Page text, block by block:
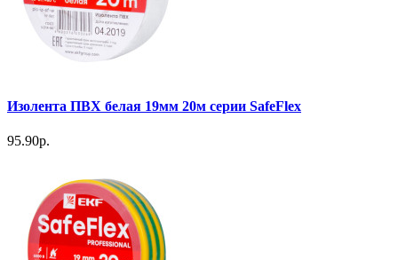
Изолента ПВХ белая 19мм 20м серии SafeFlex
95.90р.